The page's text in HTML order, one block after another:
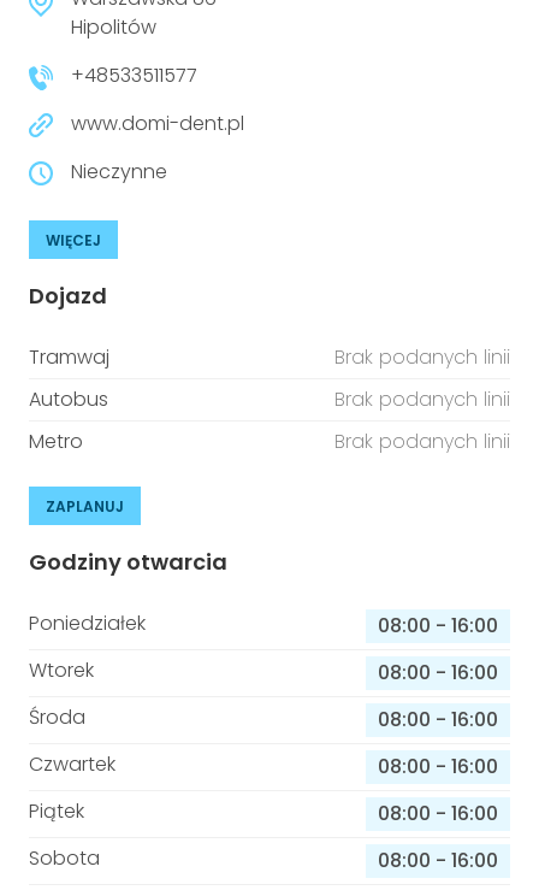
niepełnosprawnościami
Prawo
Prawa osób z niepełnosprawnościami
Aktualności
Urządzenia IoT
Hipolitów
+48533511577
www.domi-dent.pl
Nieczynne
WIĘCEJ
Dojazd
Tramwaj
Brak podanych linii
Autobus
Brak podanych linii
Metro
Brak podanych linii
ZAPLANUJ
Godziny otwarcia
Poniedziałek 08:00 - 16:00
Wtorek
08:00 - 16:00
Środa
08:00 - 16:00
Czwartek
08:00 - 16:00
Piątek
08:00 - 16:00
Sobota
08:00 - 16:00